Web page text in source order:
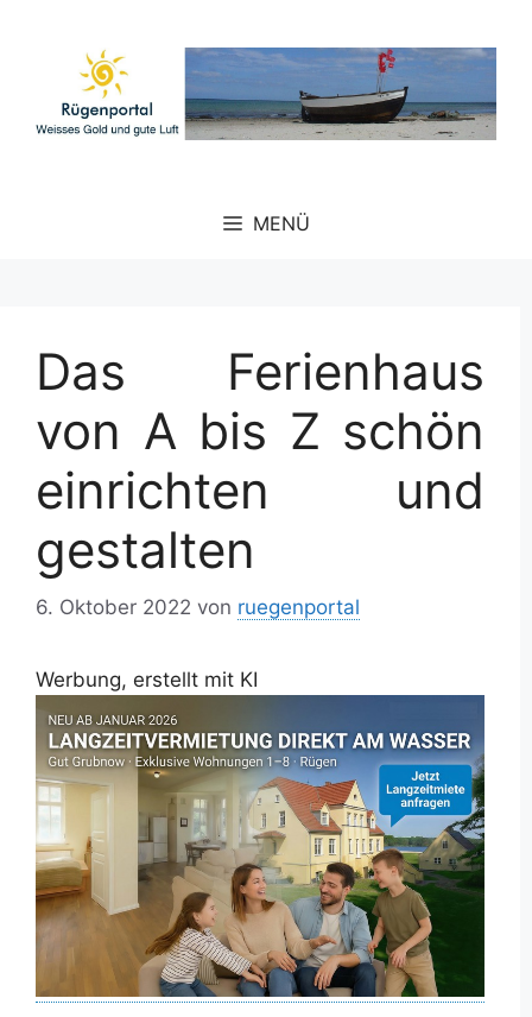
springen
MENÜ
Das Ferienhaus
von A bis Z schön
einrichten und
gestalten
6. Oktober 2022 von ruegenportal
Werbung, erstellt mit KI